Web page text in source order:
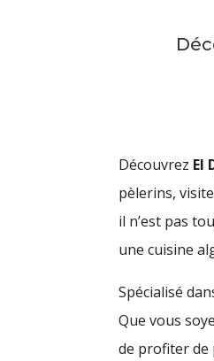
Découvrez El
pèlerins,
il n’est pas
une cuisine
Spécialisé
Que vous
de profiter de